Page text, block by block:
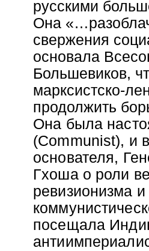
русскими
Она
свержения
основала
Большевиков,
марксистско-
продолжить
Она была
(Communist), и
основателя,
Гхоша о роли
ревизионизма
посещала